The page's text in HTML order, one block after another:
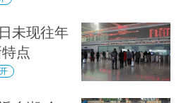
未现往年
点